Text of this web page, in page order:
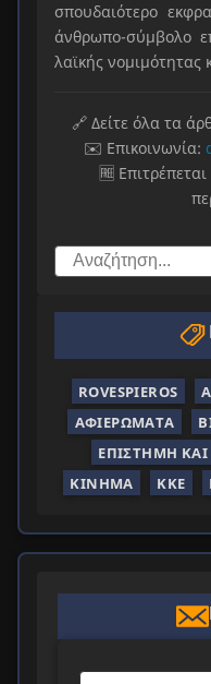
σπουδαιότερο
άνθρωπο-σύμβολο
λαϊκής νομιμότητας
🔗 Δείτε όλα τα
✉️ Επικοινωνία:
🆓
ROVESPIEROS
ΑΦΙΕΡΏΜΑΤΑ
ΕΠΙΣΤΉΜΗ
ΚΊΝΗΜΑ
ΚΚΕ